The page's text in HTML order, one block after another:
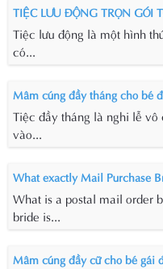
TIỆC LƯU ĐỘNG TRỌN GÓI
Tiệc lưu động là một hình
có...
Mâm cúng đầy tháng cho bé
Tiệc đầy tháng là nghi lễ
vào...
What exactly Mail Purchase
What is a postal mail order
bride is...
Mâm cúng đầy cữ cho bé gái